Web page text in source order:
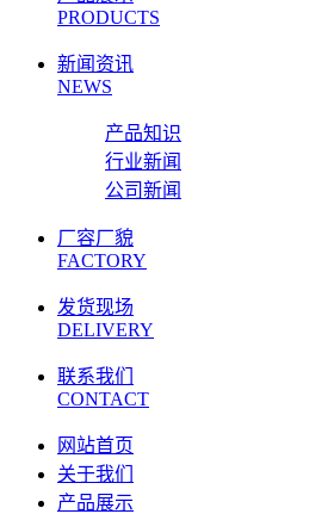
PRODUCTS
新闻资讯
NEWS
产品知识
行业新闻
公司新闻
厂容厂貌
FACTORY
发货现场
DELIVERY
联系我们
CONTACT
网站首页
关于我们
产品展示